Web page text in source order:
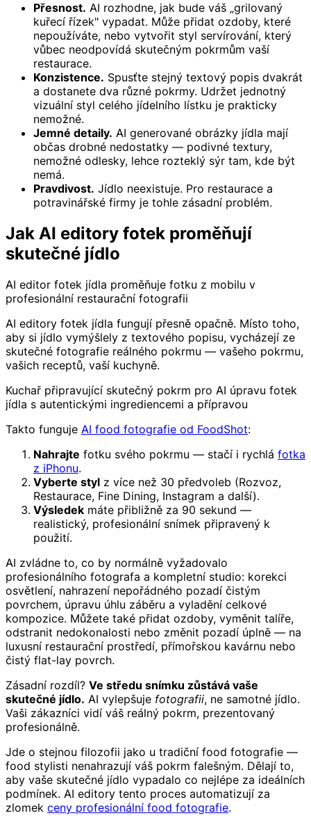
Přesnost. AI rozhodne, jak bude váš „grilovaný
kuřecí řízek" vypadat. Může přidat ozdoby, které
nepoužíváte, nebo vytvořit styl servírování, který
vůbec neodpovídá skutečným pokrmům vaší
restaurace.
Konzistence. Spusťte stejný textový popis dvakrát
a dostanete dva různé pokrmy. Udržet jednotný
vizuální styl celého jídelního lístku je prakticky
nemožné.
Jemné detaily. AI generované obrázky jídla mají
občas drobné nedostatky — podivné textury,
nemožné odlesky, lehce rozteklý sýr tam, kde být
nemá.
Pravdivost. Jídlo neexistuje. Pro restaurace a
potravinářské firmy je tohle zásadní problém.
Jak AI editory fotek proměňují
skutečné jídlo
AI editor fotek jídla proměňuje fotku z mobilu v
profesionální restaurační fotografii
AI editory fotek jídla fungují přesně opačně. Místo toho,
aby si jídlo vymýšlely z textového popisu, vycházejí ze
skutečné fotografie reálného pokrmu — vašeho pokrmu,
vašich receptů, vaší kuchyně.
Kuchař připravující skutečný pokrm pro AI úpravu fotek
jídla s autentickými ingrediencemi a přípravou
Takto funguje AI food fotografie od FoodShot:
Nahrajte fotku svého pokrmu — stačí i rychlá fotka
z iPhonu.
Vyberte styl z více než 30 předvoleb (Rozvoz,
Restaurace, Fine Dining, Instagram a další).
Výsledek máte přibližně za 90 sekund —
realistický, profesionální snímek připravený k
použití.
AI zvládne to, co by normálně vyžadovalo
profesionálního fotografa a kompletní studio: korekci
osvětlení, nahrazení nepořádného pozadí čistým
povrchem, úpravu úhlu záběru a vyladění celkové
kompozice. Můžete také přidat ozdoby, vyměnit talíře,
odstranit nedokonalosti nebo změnit pozadí úplně — na
luxusní restaurační prostředí, přímořskou kavárnu nebo
čistý flat-lay povrch.
Zásadní rozdíl? Ve středu snímku zůstává vaše
skutečné jídlo. AI vylepšuje fotografii, ne samotné jídlo.
Vaši zákazníci vidí váš reálný pokrm, prezentovaný
profesionálně.
Jde o stejnou filozofii jako u tradiční food fotografie —
food stylisti nenahrazují váš pokrm falešným. Dělají to,
aby vaše skutečné jídlo vypadalo co nejlépe za ideálních
podmínek. AI editory tento proces automatizují za
zlomek ceny profesionální food fotografie.